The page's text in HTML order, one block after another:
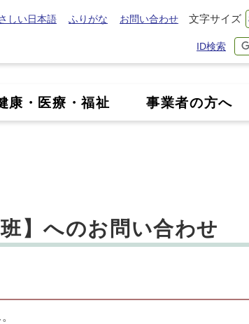
しい日本語 ふりがな お問い合わせ 文字サイズ
ID検索
康・医療・福祉 事業者の方へ
】へのお問い合わせ